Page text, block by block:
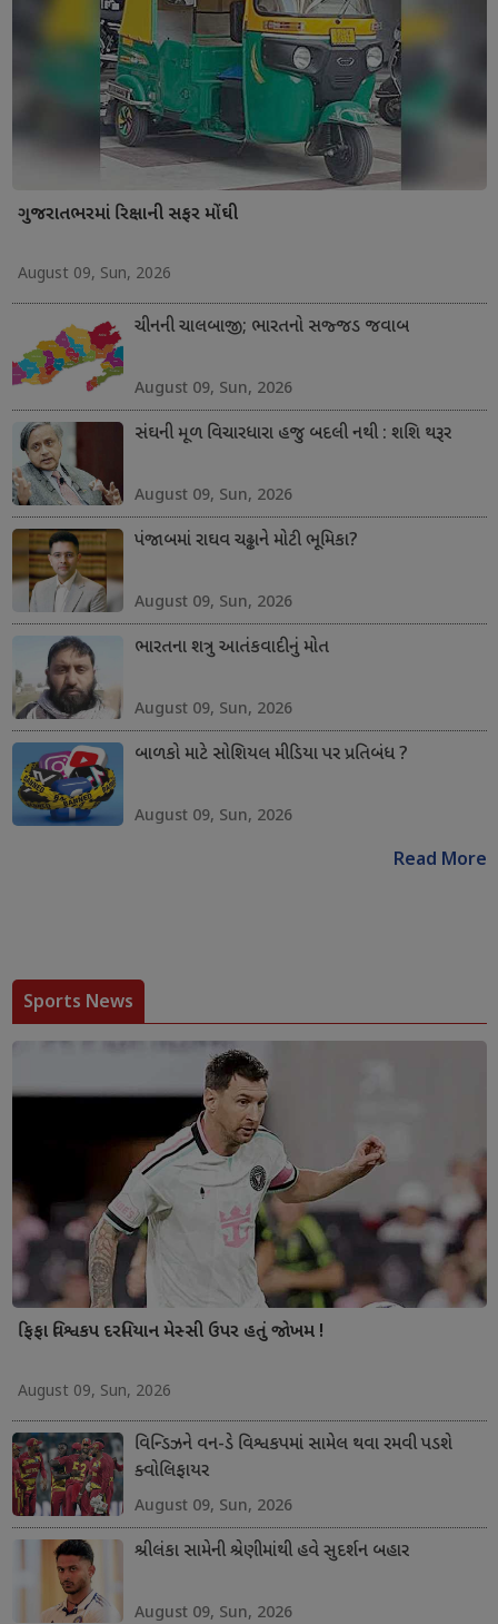
ગુજરાતભરમાં રિક્ષાની સફર મોંઘી
August 09, Sun, 2026
ચીનની ચાલબાજી; ભારતનો સજ્જડ જવાબ
August 09, Sun, 2026
સંઘની મૂળ વિચારધારા હજુ બદલી નથી : શશિ થરૂર
August 09, Sun, 2026
પંજાબમાં રાઘવ ચઢ્ઢાને મોટી ભૂમિકા?
August 09, Sun, 2026
ભારતના શત્રુ આતંકવાદીનું મોત
August 09, Sun, 2026
બાળકો માટે સોશિયલ મીડિયા પર પ્રતિબંધ ?
August 09, Sun, 2026
Read More
Sports News
ફિફા વિશ્વકપ દરમિયાન મેસ્સી ઉપર હતું જોખમ !
August 09, Sun, 2026
વિન્ડિઝને વન-ડે વિશ્વકપમાં સામેલ થવા રમવી પડશે
ક્વોલિફાયર
August 09, Sun, 2026
શ્રીલંકા સામેની શ્રેણીમાંથી હવે સુદર્શન બહાર
August 09, Sun, 2026